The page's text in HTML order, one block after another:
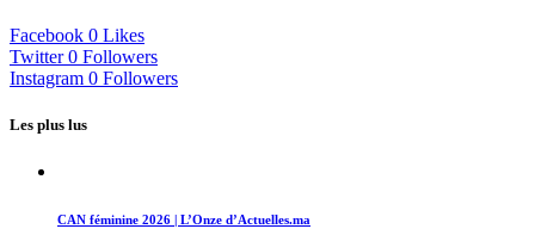
Facebook 0 Likes
Twitter 0 Followers
Instagram 0 Followers
Les plus lus
CAN féminine 2026 | L’Onze d’Actuelles.ma